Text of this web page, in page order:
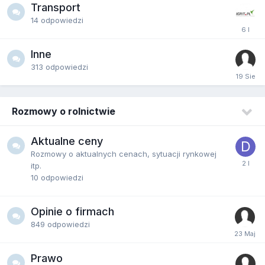
Transport
14 odpowiedzi
Inne
313 odpowiedzi
Rozmowy o rolnictwie
Aktualne ceny
Rozmowy o aktualnych cenach, sytuacji rynkowej
itp.
10 odpowiedzi
Opinie o firmach
849 odpowiedzi
Prawo